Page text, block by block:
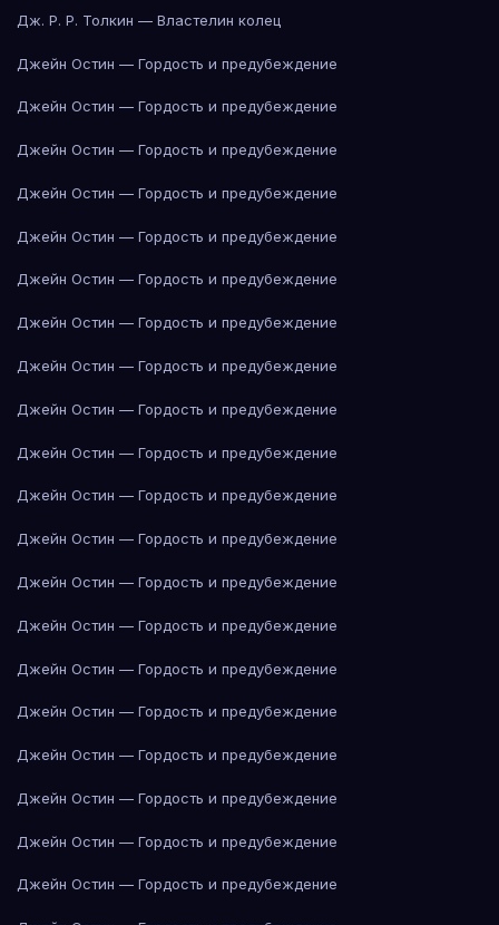
Дж. Р. Р. Толкин — Властелин колец
Джейн Остин — Гордость и предубеждение
Джейн Остин — Гордость и предубеждение
Джейн Остин — Гордость и предубеждение
Джейн Остин — Гордость и предубеждение
Джейн Остин — Гордость и предубеждение
Джейн Остин — Гордость и предубеждение
Джейн Остин — Гордость и предубеждение
Джейн Остин — Гордость и предубеждение
Джейн Остин — Гордость и предубеждение
Джейн Остин — Гордость и предубеждение
Джейн Остин — Гордость и предубеждение
Джейн Остин — Гордость и предубеждение
Джейн Остин — Гордость и предубеждение
Джейн Остин — Гордость и предубеждение
Джейн Остин — Гордость и предубеждение
Джейн Остин — Гордость и предубеждение
Джейн Остин — Гордость и предубеждение
Джейн Остин — Гордость и предубеждение
Джейн Остин — Гордость и предубеждение
Джейн Остин — Гордость и предубеждение